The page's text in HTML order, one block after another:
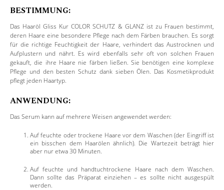
BESTIMMUNG:
Das Haaröl Gliss Kur COLOR SCHUTZ & GLANZ ist zu Frauen bestimmt,
deren Haare eine besondere Pflege nach dem Färben brauchen. Es sorgt
für die richtige Feuchtigkeit der Haare, verhindert das Austrocknen und
Aufplustern und nährt. Es wird ebenfalls sehr oft von solchen Frauen
gekauft, die ihre Haare nie färben ließen. Sie benötigen eine komplexe
Pflege und den besten Schutz dank sieben Ölen. Das Kosmetikprodukt
pflegt jeden Haartyp.
ANWENDUNG:
Das Serum kann auf mehrere Weisen angewendet werden:
Auf feuchte oder trockene Haare vor dem Waschen (der Eingriff ist
ein bisschen dem Haarölen ähnlich). Die Wartezeit beträgt hier
aber nur etwa 30 Minuten.
Auf feuchte und handtuchtrockene Haare nach dem Waschen.
Dann sollte das Präparat einziehen – es sollte nicht ausgespült
werden.